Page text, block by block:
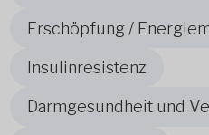
Erschöpfung /
Insulinresistenz
Darmgesundheit und